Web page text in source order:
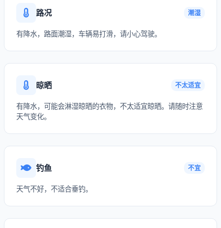
路况 潮湿
有降水，路面潮湿，车辆易打滑，请小心驾驶。
晾晒 不太适宜
有降水，可能会淋湿晾晒的衣物，不太适宜晾晒。请随时注意
天气变化。
钓鱼 不宜
天气不好，不适合垂钓。